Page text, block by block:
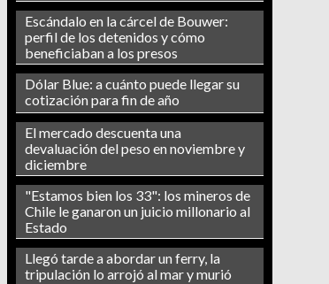
Escándalo en la cárcel de Bouwer:
perfil de los detenidos y cómo
beneficiaban a los presos
Dólar Blue: a cuánto puede llegar su
cotización para fin de año
El mercado descuenta una
devaluación del peso en noviembre y
diciembre
"Estamos bien los 33": los mineros de
Chile le ganaron un juicio millonario al
Estado
Llegó tarde a abordar un ferry, la
tripulación lo arrojó al mar y murió